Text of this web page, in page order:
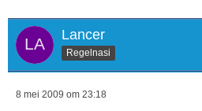
Lancer
Regelnasi
8 mei 2009 om 23:18